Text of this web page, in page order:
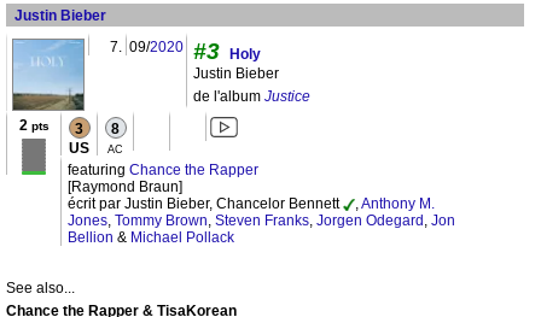
Justin Bieber
7. 09/2020 #3
Holy
Justin Bieber
de l'album Justice
2 pts 3
US
8
AC
featuring Chance the Rapper
[Raymond Braun]
écrit par Justin Bieber, Chancelor Bennett
,Anthony M.
Jones, Tommy Brown, Steven Franks, Jorgen Odegard , Jon
Bellion & Michael Pollack
See also...
Chance the Rapper & TisaKorean